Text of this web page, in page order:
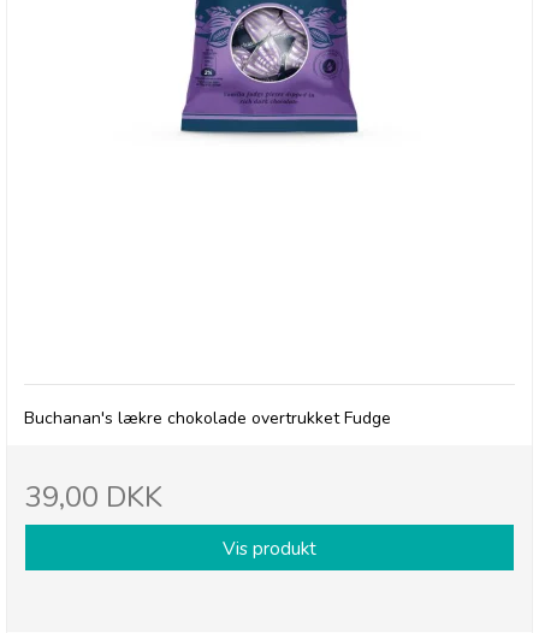
Buchanan's lækre chokolade overtrukket Fudge
39,00 DKK
Vis produkt